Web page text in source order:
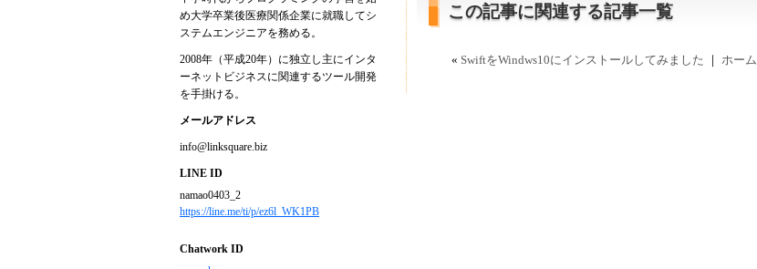
この記事に関連する記事一覧
« SwiftをWindws10にインストールしてみました ｜ ホーム
め大学卒業後医療関係企業に就職してシ
ステムエンジニアを務める。
2008年（平成20年）に独立し主にインタ
ーネットビジネスに関連するツール開発
を手掛ける。
メールアドレス
info@linksquare.biz
LINE ID
namao0403_2
https://line.me/ti/p/ez6l_WK1PB
Chatwork ID